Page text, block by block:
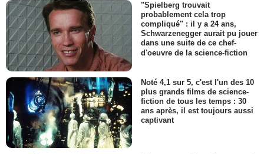
"Spielberg trouvait
probablement cela trop
compliqué" : il y a 24 ans,
Schwarzenegger aurait pu jouer
dans une suite de ce chef-
d'oeuvre de la science-fiction
Noté 4,1 sur 5, c'est l'un des 10
plus grands films de science-
fiction de tous les temps : 30
ans après, il est toujours aussi
captivant